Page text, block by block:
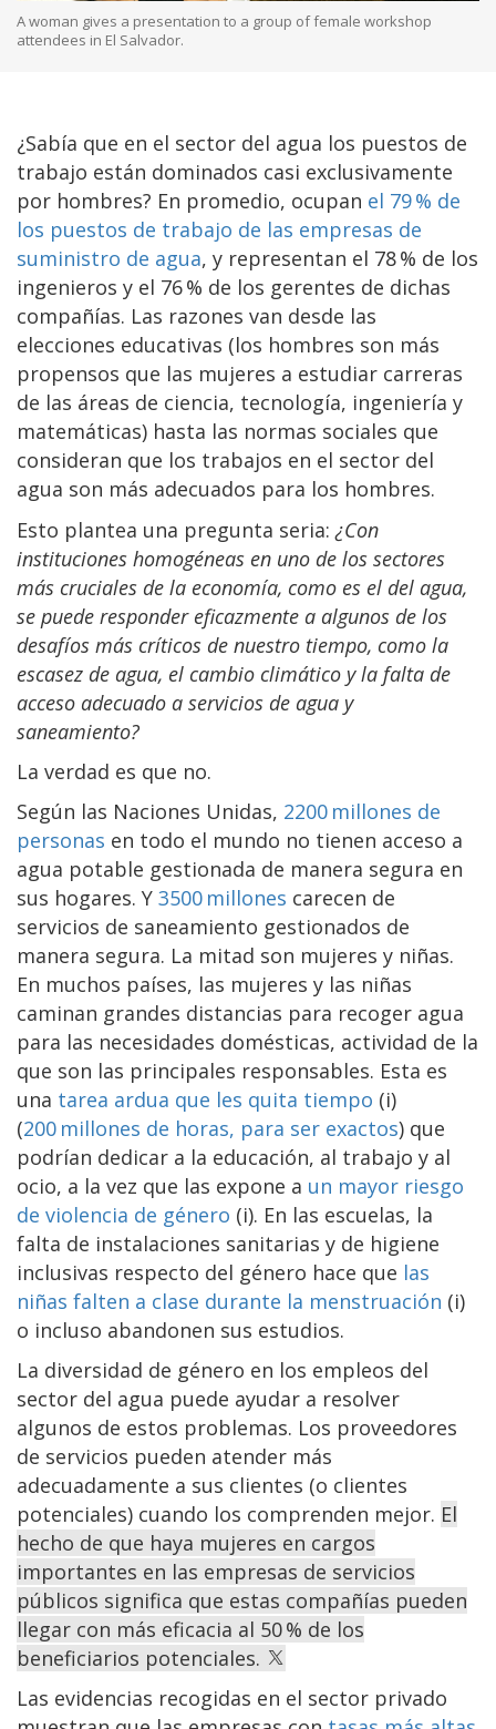
A woman gives a presentation to a group of female workshop
attendees in El Salvador.
¿Sabía que en el sector del agua los puestos de
trabajo están dominados casi exclusivamente
por hombres? En promedio, ocupan el 79 % de
los puestos de trabajo de las empresas de
suministro de agua, y representan el 78 % de los
ingenieros y el 76 % de los gerentes de dichas
compañías. Las razones van desde las
elecciones educativas (los hombres son más
propensos que las mujeres a estudiar carreras
de las áreas de ciencia, tecnología, ingeniería y
matemáticas) hasta las normas sociales que
consideran que los trabajos en el sector del
agua son más adecuados para los hombres.
Esto plantea una pregunta seria:¿Con
instituciones homogéneas en uno de los sectores
más cruciales de la economía, como es el del agua,
se puede responder eficazmente a algunos de los
desafíos más críticos de nuestro tiempo, como la
escasez de agua, el cambio climático y la falta de
acceso adecuado a servicios de agua y
saneamiento?
La verdad es que no.
Según las Naciones Unidas, 2200 millones de
personas en todo el mundo no tienen acceso a
agua potable gestionada de manera segura en
sus hogares. Y 3500 millones carecen de
servicios de saneamiento gestionados de
manera segura. La mitad son mujeres y niñas.
En muchos países, las mujeres y las niñas
caminan grandes distancias para recoger agua
para las necesidades domésticas, actividad de la
que son las principales responsables. Esta es
una tarea ardua que les quita tiempo (i)
(200 millones de horas, para ser exactos) que
podrían dedicar a la educación, al trabajo y al
ocio, a la vez que las expone a un mayor riesgo
de violencia de género (i). En las escuelas, la
falta de instalaciones sanitarias y de higiene
inclusivas respecto del género hace que las
niñas falten a clase durante la menstruación (i)
o incluso abandonen sus estudios.
La diversidad de género en los empleos del
sector del agua puede ayudar a resolver
algunos de estos problemas. Los proveedores
de servicios pueden atender más
adecuadamente a sus clientes (o clientes
potenciales) cuando los comprenden mejor. El
hecho de que haya mujeres en cargos
importantes en las empresas de servicios
públicos significa que estas compañías pueden
llegar con más eficacia al 50 % de los
beneficiarios potenciales.
Las evidencias recogidas en el sector privado